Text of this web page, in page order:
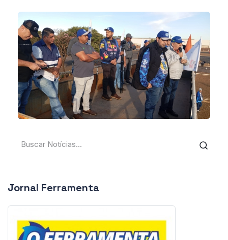
Jornal Ferramenta